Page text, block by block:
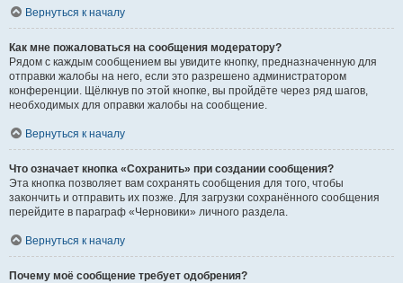
Вернуться к началу
Как мне пожаловаться на сообщения модератору?
Рядом с каждым сообщением вы увидите кнопку, предназначенную для
отправки жалобы на него, если это разрешено администратором
конференции. Щёлкнув по этой кнопке, вы пройдёте через ряд шагов,
необходимых для оправки жалобы на сообщение.
Вернуться к началу
Что означает кнопка «Сохранить» при создании сообщения?
Эта кнопка позволяет вам сохранять сообщения для того, чтобы
закончить и отправить их позже. Для загрузки сохранённого сообщения
перейдите в параграф «Черновики» личного раздела.
Вернуться к началу
Почему моё сообщение требует одобрения?